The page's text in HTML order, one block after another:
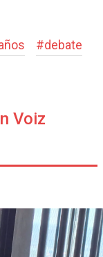
#debate
Voiz